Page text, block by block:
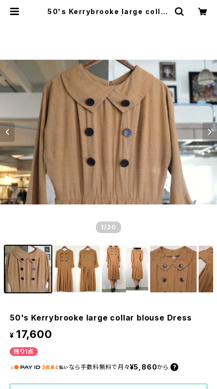
50's Kerrybrooke large collar
1 /20
50's Kerrybrooke large collar blouse Dress
¥ 17,600
残り1点
なら 手数料無料で 月々¥5,860から